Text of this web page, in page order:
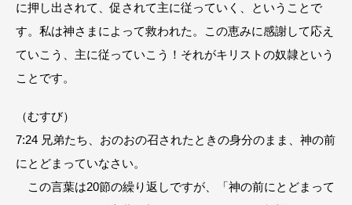
に押し出されて、促されて主に従っていく、ということで
す。私は神さまによって救われた。この恵みに感謝して応え
ていこう、主に従っていこう！それがキリストの奴隷という
ことです。
（むすび）
7:24 兄弟たち、おのおの召されたときの身分のまま、神の前
にとどまっていなさい。
この言葉は20節の繰り返しですが、「神の前にとどまって